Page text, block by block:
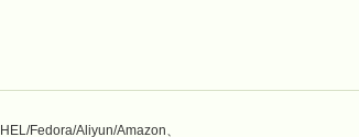
Fedora/Aliyun/Amazon、